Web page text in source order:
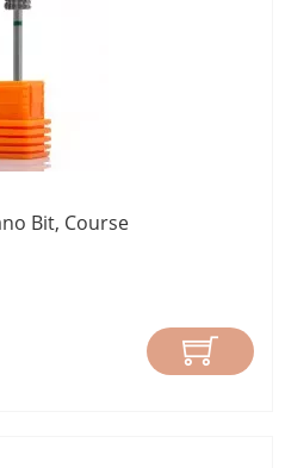
Bit, Course